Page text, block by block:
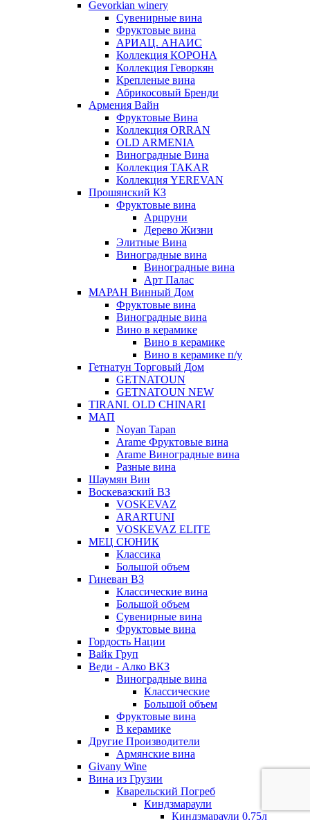
Gevorkian winery
Сувенирные вина
Фруктовые вина
АРИАЦ. АНАИС
Коллекция КОРОНА
Коллекция Геворкян
Крепленые вина
Абрикосовый Бренди
Армения Вайн
Фруктовые Вина
Коллекция ORRAN
OLD ARMENIA
Виноградные Вина
Коллекция TAKAR
Коллекция YEREVAN
Прошянский КЗ
Фруктовые вина
Арцруни
Дерево Жизни
Элитные Вина
Виноградные вина
Виноградные вина
Арт Палас
МАРАН Винный Дом
Фруктовые вина
Виноградные вина
Вино в керамике
Вино в керамике
Вино в керамике п/у
Гетнатун Торговый Дом
GETNATOUN
GETNATOUN NEW
TIRANI. OLD CHINARI
МАП
Noyan Tapan
Arame Фруктовые вина
Arame Виноградные вина
Разные вина
Шаумян Вин
Воскевазский ВЗ
VOSKEVAZ
ARARTUNI
VOSKEVAZ ELITE
МЕЦ СЮНИК
Классика
Большой объем
Гиневан ВЗ
Классические вина
Большой объем
Сувенирные вина
Фруктовые вина
Гордость Нации
Вайк Груп
Веди - Алко ВКЗ
Виноградные вина
Классические
Большой объем
Фруктовые вина
В керамике
Другие Производители
Армянские вина
Givany Wine
Вина из Грузии
Кварельский Погреб
Киндзмараули
Киндзмараули 0,75л